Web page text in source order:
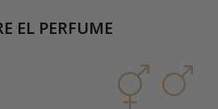
EL PERFUME